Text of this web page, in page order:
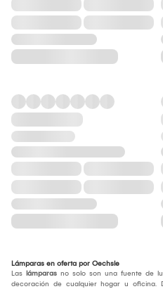
Lámparas en oferta por Oechsle
Las lámparas no solo son una fuente de
decoración de cualquier hogar u oficina.